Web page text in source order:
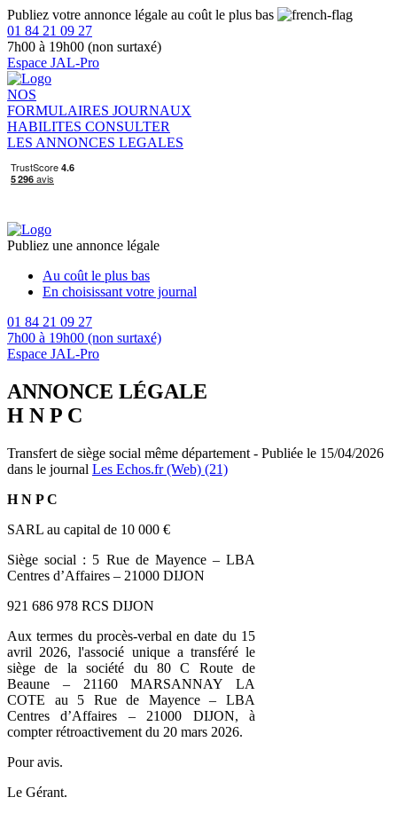
Publiez votre annonce légale au coût le plus bas
01 84 21 09 27
7h00 à 19h00 (non surtaxé)
Espace JAL-Pro
NOS
FORMULAIRES JOURNAUX
HABILITES CONSULTER
LES ANNONCES LEGALES
Publiez une annonce légale
Au coût le plus bas
En choisissant votre journal
01 84 21 09 27
7h00 à 19h00 (non surtaxé)
Espace JAL-Pro
ANNONCE LÉGALE
H N P C
Transfert de siège social même département - Publiée le 15/04/2026
dans le journal Les Echos.fr (Web) (21)
H N P C
SARL au capital de 10 000 €
Siège social : 5 Rue de Mayence – LBA
Centres d’Affaires – 21000 DIJON
921 686 978 RCS DIJON
Aux termes du procès-verbal en date du 15
avril 2026, l'associé unique a transféré le
siège de la société du 80 C Route de
Beaune – 21160 MARSANNAY LA
COTE au 5 Rue de Mayence – LBA
Centres d’Affaires – 21000 DIJON, à
compter rétroactivement du 20 mars 2026.
Pour avis.
Le Gérant.